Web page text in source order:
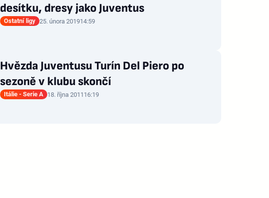
desítku, dresy jako Juventus
Ostatní ligy 25. února 201914:59
Hvězda Juventusu Turín Del Piero po
sezoně v klubu skončí
Itálie - Serie A 18. října 2011 16:19